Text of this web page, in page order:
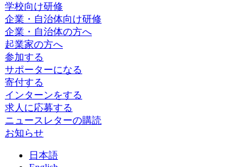
学校向け研修
企業・自治体向け研修
企業・自治体の方へ
起業家の方へ
参加する
サポーターになる
寄付する
インターンをする
求人に応募する
ニュースレターの購読
お知らせ
日 本語